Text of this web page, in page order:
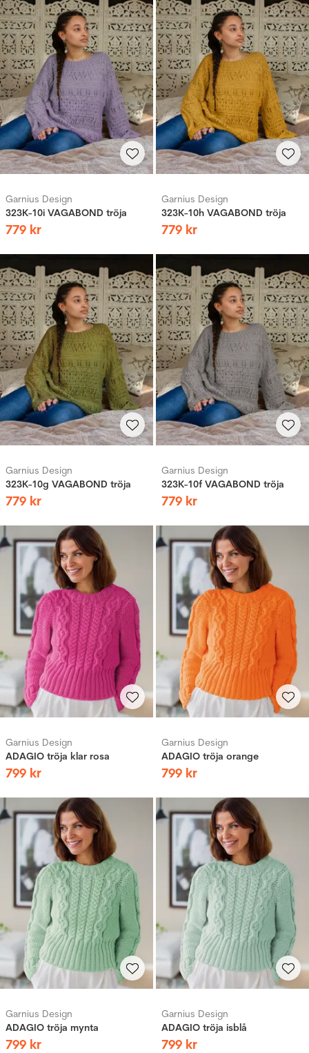
Garnius Design
323K-10i VAGABOND tröja
779 kr
Garnius Design
323K-10h VAGABOND tröja
779 kr
Garnius Design
323K-10g VAGABOND tröja
779 kr
Garnius Design
323K-10f VAGABOND tröja
779 kr
Garnius Design
ADAGIO tröja klar rosa
799 kr
Garnius Design
ADAGIO tröja orange
799 kr
Garnius Design
ADAGIO tröja mynta
799 kr
Garnius Design
ADAGIO tröja isblå
799 kr